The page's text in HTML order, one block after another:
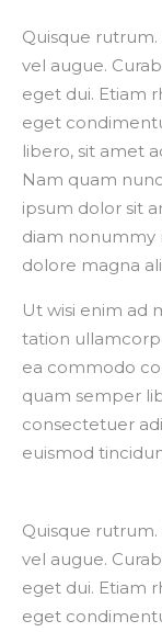
Quisque
vel augue.
eget dui. Etiam
eget
libero, sit amet
Nam quam
ipsum dolor sit
diam nonummy
dolore magna
Ut wisi enim ad
tation
ea commodo
quam semper
consectetuer
euismod
Quisque
vel augue.
eget dui. Etiam
eget